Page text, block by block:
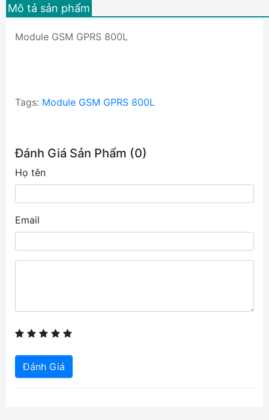
Mô tả sản phẩm
Module GSM GPRS 800L
Tags: Module GSM GPRS 800L
Đánh Giá Sản Phẩm (0)
Họ tên
Email
Đánh Giá